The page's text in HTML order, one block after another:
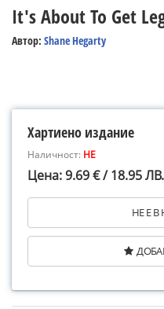
It's About To Get
Автор: Shane Hegarty
Хартиено издание
Наличност: НЕ
Цена: 9.69 € / 18.95 ЛВ.
НЕ Е